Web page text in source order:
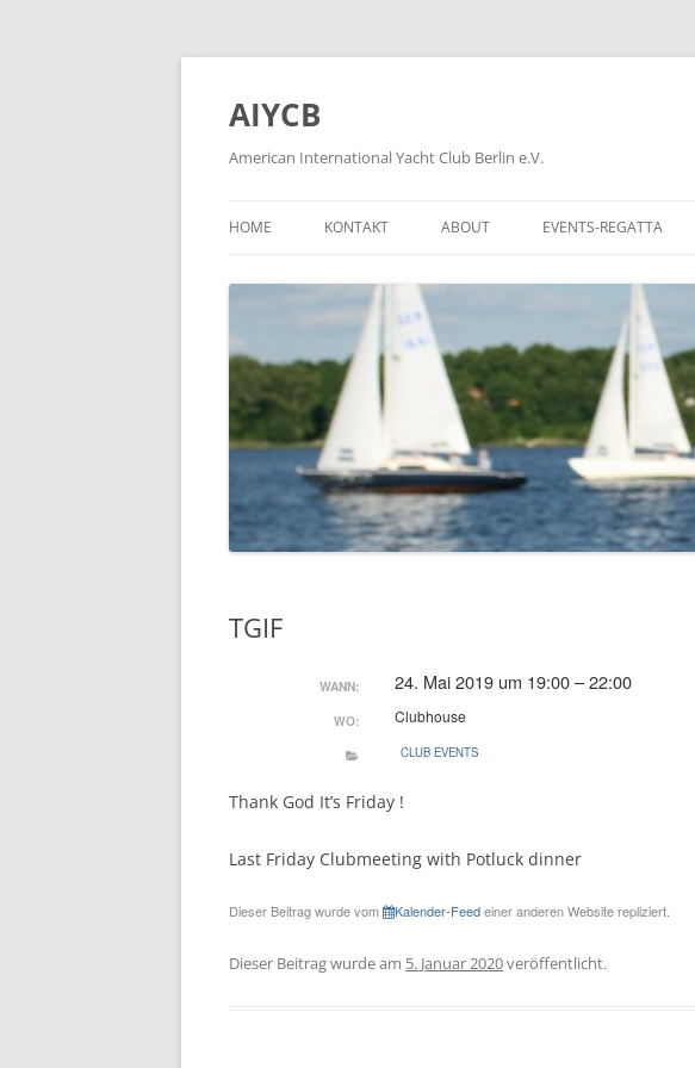
Zum
AIYCB
American International Yacht Club Berlin e.V.
HOME KONTAKT ABOUT
WIE WIRD MAN CLUBMITGLIED
HISTORY OF GROUNDS
FORMER MEMBERS OF AYCB
PLEASE KLICK HERE
EVENTS-REGATTA
DONNERSTAGSREGATTA
FERIENREGATTA
BERLINER
YARDSTICKLISTE W/UH
YARDSTICKZAHLEN
TGIF
WANN: 24. Mai 2019 um 19:00 – 22:00
WO: Clubhouse
CLUB EVENTS
Thank God It’s Friday !
Last Friday Clubmeeting with Potluck dinner
Dieser Beitrag wurde vom Kalender-Feedeiner anderen Website repliziert.
Dieser Beitrag wurde am 5. Januar 2020veröffentlicht.